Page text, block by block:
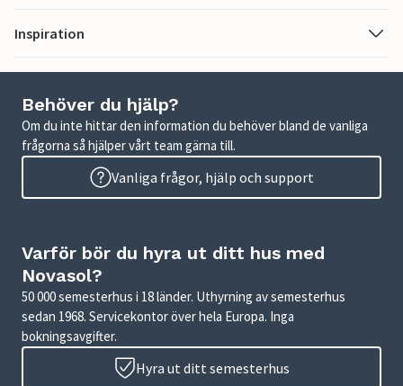
Inspiration
Behöver du hjälp?
Om du inte hittar den information du behöver bland de vanliga
frågorna så hjälper vårt team gärna till.
Vanliga frågor, hjälp och support
Varför bör du hyra ut ditt hus med
Novasol?
50 000 semesterhus i 18 länder. Uthyrning av semesterhus
sedan 1968. Servicekontor över hela Europa. Inga
bokningsavgifter.
Hyra ut ditt semesterhus